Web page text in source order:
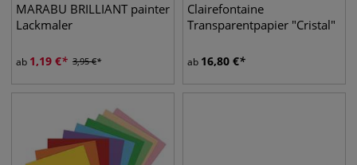
MARABU BRILLIANT painter
Lackmaler
ab 1,19 € 3,95€
Clairefontaine
Transparentpapier "Cristal"
ab 16,80 €